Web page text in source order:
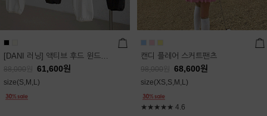
[DANI 러닝] 액티브 후드 윈드점퍼
88,000 61,600원
size(S,M,L)
캔디 플레어 스커트팬츠
98,000 68,600원
size(XS,S,M,L)
★★★★★ 4.6